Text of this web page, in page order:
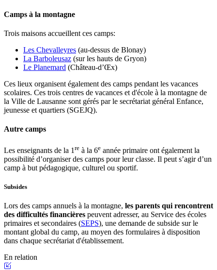
Camps à la montagne
Trois maisons accueillent ces camps:
Les Chevalleyres (au-dessus de Blonay)
La Barboleusaz (sur les hauts de Gryon)
Le Planemard (Château-d’Œx)
Ces lieux organisent également des camps pendant les vacances
scolaires. Ces trois centres de vacances et d'école à la montagne de
la Ville de Lausanne sont gérés par le secrétariat général Enfance,
jeunesse et quartiers (SGEJQ).
Autre camps
Les enseignants de la 1 re à la 6e année primaire ont également la
possibilité d’organiser des camps pour leur classe. Il peut s’agir d’un
camp à but pédagogique, culturel ou sportif.
Subsides
Lors des camps annuels à la montagne, les parents qui rencontrent
des difficultés financières peuvent adresser, au Service des écoles
primaires et secondaires (SEPS), une demande de subside sur le
montant global du camp, au moyen des formulaires à disposition
dans chaque secrétariat d'établissement.
En relation